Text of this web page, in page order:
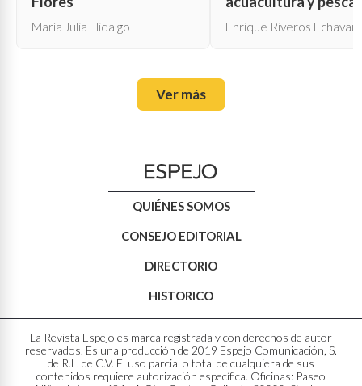
María Julia Hidalgo Enrique Riveros
Ver más
QUIÉNES SOMOS
CONSEJO EDITORIAL
DIRECTORIO
HISTORICO
La Revista Espejo es marca registrada y con derechos de autor
reservados. Es una producción de 2019 Espejo Comunicación, S.
de R.L. de C.V. El uso parcial o total de cualquiera de sus
contenidos requiere autorización específica. Oficinas: Paseo